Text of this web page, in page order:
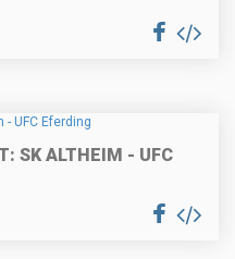
SK ALTHEIM - UFC